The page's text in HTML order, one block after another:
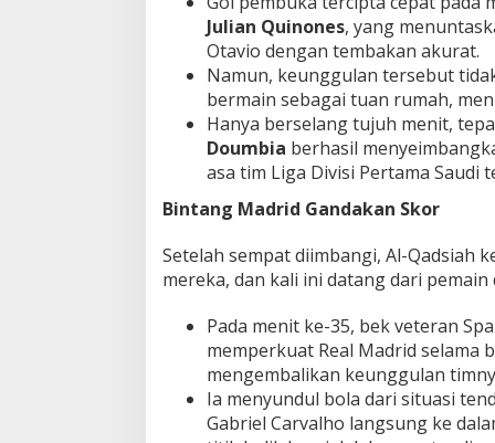
b
a
h
!
Julian Quinones, yang
Otavio dengan tembakan akurat.
Namun, keunggulan tersebut
bermain sebagai tuan rumah,
Hanya berselang tujuh menit,
Doumbia berhasil
asa tim Liga Divisi Pertama Saudi
Bintang Madrid Gandakan Skor
Setelah sempat diimbangi, Al-Qadsiah
mereka, dan kali ini datang dari pemain
Pada menit ke-35, bek veteran
memperkuat Real Madrid selama
mengembalikan keunggulan
Ia menyundul bola dari situasi
Gabriel Carvalho langsung ke